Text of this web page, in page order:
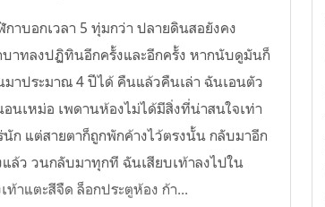
กาบอกเวลา 5 ทุ่มกว่า ปลายดินสอยังคง
บาทลงปฏิทินอีกครั้งและอีกครั้ง หากนับดูมันก็
มาประมาณ 4 ปีได้ คืนแล้วคืนเล่า ฉันเอนตัว
อนเหม่อ เพดานห้องไม่ได้มีสิ่งที่น่าสนใจเท่า
นัก แต่สายตาก็ถูกพักค้างไว้ตรงนั้น กลับมาอีก
แล้ว วนกลับมาทุกที ฉันเสียบเท้าลงไปใน
ท้าแตะสีจืด ล็อกประตูห้อง ก้า...